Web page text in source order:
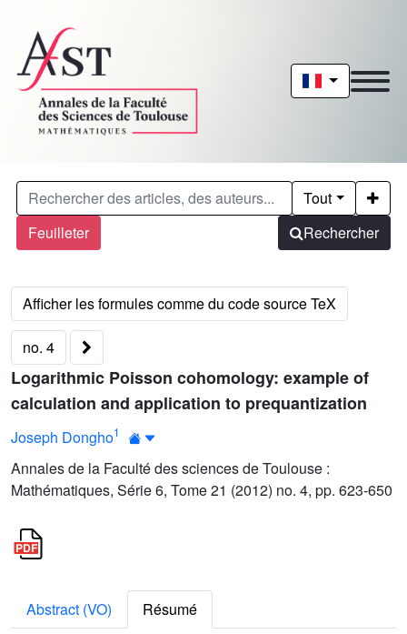
Feuilleter
Tout
Rechercher
no. 4
Logarithmic Poisson cohomology: example of
calculation and application to prequantization
Joseph Dongho1
Annales de la Faculté des sciences de Toulouse :
Mathématiques, Série 6, Tome 21 (2012) no. 4, pp. 623-650
Abstract (VO)
Résumé